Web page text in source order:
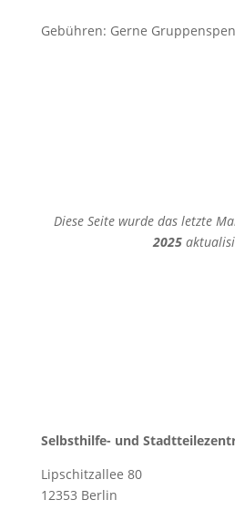
Gebühren: Gerne
Diese Seite wurde das letzte
2025
Selbsthilfe- und
Lipschitzallee 80
12353 Berlin